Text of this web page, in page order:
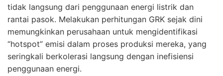
tidak langsung dari penggunaan energi listrik dan
rantai pasok. Melakukan perhitungan GRK sejak dini
memungkinkan perusahaan untuk mengidentifikasi
“hotspot” emisi dalam proses produksi mereka, yang
seringkali berkolerasi langsung dengan inefisiensi
penggunaan energi.